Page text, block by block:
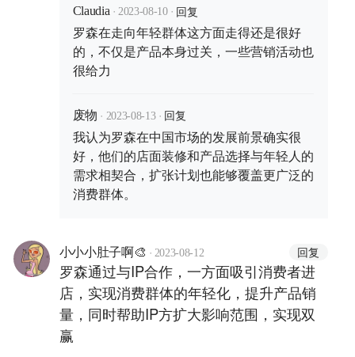
Claudia · 2023-08-10 · 回复
罗森在走向年轻群体这方面走得还是很好
的，不仅是产品本身过关，一些营销活动也
很给力
废物 · 2023-08-13 · 回复
我认为罗森在中国市场的发展前景确实很
好，他们的店面装修和产品选择与年轻人的
需求相契合，扩张计划也能够覆盖更广泛的
消费群体。
小小小肚子啊🎨 · 2023-08-12 回复
罗森通过与IP合作，一方面吸引消费者进
店，实现消费群体的年轻化，提升产品销
量，同时帮助IP方扩大影响范围，实现双
赢